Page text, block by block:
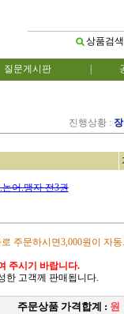
상품검색
질문게시판
진행상황 :
어.맹자 전3권
주문하시면3,000원이 자
주시기 바랍니다.
한 고객께 판매됩니다.
주문상품 가격합계 : 원